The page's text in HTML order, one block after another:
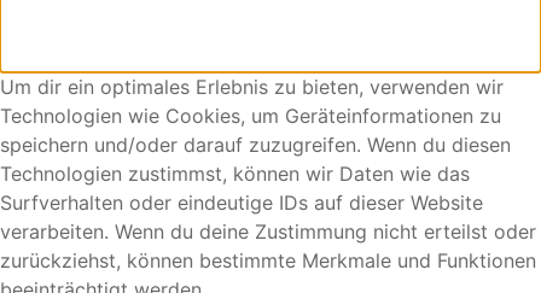
Um dir ein optimales Erlebnis zu bieten, verwenden wir
Technologien wie Cookies, um Geräteinformationen zu
speichern und/oder darauf zuzugreifen. Wenn du diesen
Technologien zustimmst, können wir Daten wie das
Surfverhalten oder eindeutige IDs auf dieser Website
verarbeiten. Wenn du deine Zustimmung nicht erteilst oder
zurückziehst, können bestimmte Merkmale und Funktionen